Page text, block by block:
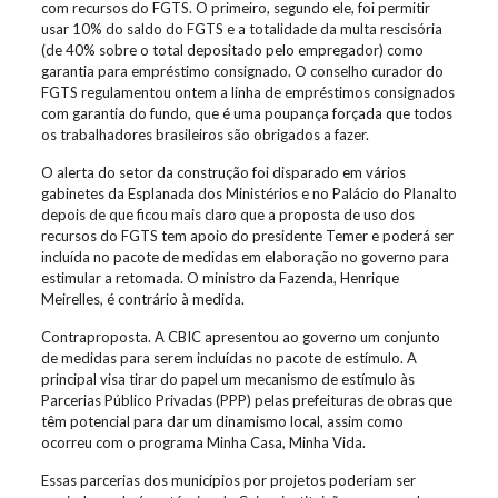
com recursos do FGTS. O primeiro, segundo ele, foi permitir
usar 10% do saldo do FGTS e a totalidade da multa rescisória
(de 40% sobre o total depositado pelo empregador) como
garantia para empréstimo consignado. O conselho curador do
FGTS regulamentou ontem a linha de empréstimos consignados
com garantia do fundo, que é uma poupança forçada que todos
os trabalhadores brasileiros são obrigados a fazer.
O alerta do setor da construção foi disparado em vários
gabinetes da Esplanada dos Ministérios e no Palácio do Planalto
depois de que ficou mais claro que a proposta de uso dos
recursos do FGTS tem apoio do presidente Temer e poderá ser
incluída no pacote de medidas em elaboração no governo para
estimular a retomada. O ministro da Fazenda, Henrique
Meirelles, é contrário à medida.
Contraproposta. A CBIC apresentou ao governo um conjunto
de medidas para serem incluídas no pacote de estímulo. A
principal visa tirar do papel um mecanismo de estímulo às
Parcerias Público Privadas (PPP) pelas prefeituras de obras que
têm potencial para dar um dinamismo local, assim como
ocorreu com o programa Minha Casa, Minha Vida.
Essas parcerias dos municípios por projetos poderiam ser